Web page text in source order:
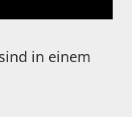
in einem